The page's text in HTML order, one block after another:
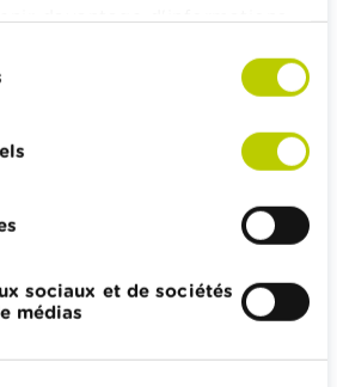
intégralité
sociaux et de sociétés
médias
dans vos décisions financières. Il